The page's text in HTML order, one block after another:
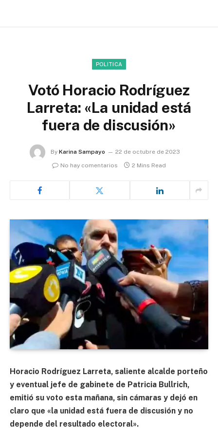
POLITICA
Votó Horacio Rodríguez
Larreta: «La unidad está
fuera de discusión»
By Karina Sampayo
22 de octubre de 2023
No hay comentarios
2 Mins Read
Horacio Rodríguez Larreta, saliente alcalde porteño
y eventual jefe de gabinete de Patricia Bullrich,
emitió su voto esta mañana, sin cámaras y dejó en
claro que «la unidad está fuera de discusión y no
depende del resultado electoral».